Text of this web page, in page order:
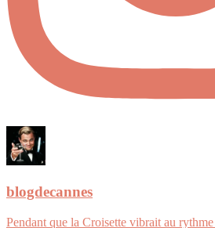
blogdecannes
Pendant que la Croisette vibrait au